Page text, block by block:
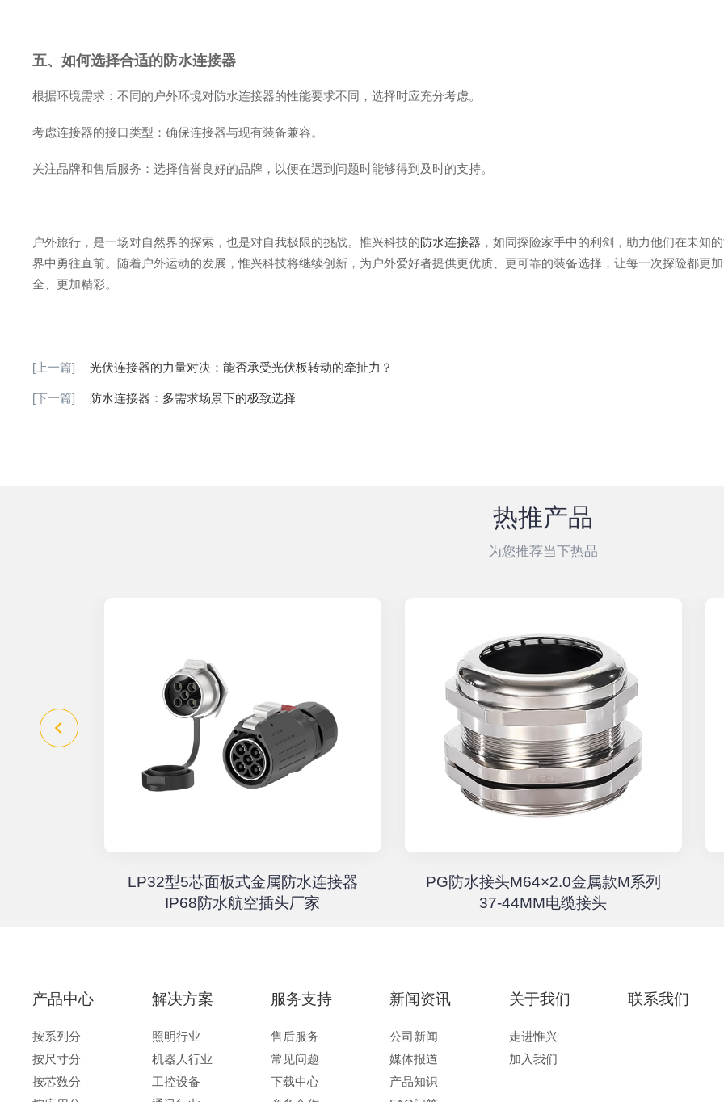
五、如何选择合适的防水连接器
根据环境需求：不同的户外环境对防水连接器的性能要求不同，选择时应充分考虑。
考虑连接器的接口类型：确保连接器与现有装备兼容。
关注品牌和售后服务：选择信誉良好的品牌，以便在遇到问题时能够得到及时的支持。
户外旅行，是一场对自然界的探索，也是对自我极限的挑战。惟兴科技的防水连接器 ，如同探险家手中的利剑，助力他们在未知
界中勇往直前。随着户外运动的发展，惟兴科技将继续创新，为户外爱好者提供更优质、更可靠的装备选择，让每一次探险都更
全、更加精彩。
[上一篇] 光伏连接器的力量对决：能否承受光伏板转动的牵扯力？
[下一篇] 防水连接器：多需求场景下的极致选择
热推产品
为您推荐当下热品
LP32型5芯面板式金属防水连接器
IP68防水航空插头厂家
PG防水接头M64×2.0金属款M系列
37-44MM电缆接头
产品中心
按系列分
按尺寸分
按芯数分
解决方案
照明行业
机器人行业
工控设备
服务支持
售后服务
常见问题
下载中心
新闻资讯
公司新闻
媒体报道
产品知识
关于我们
走进惟兴
加入我们
联系我们